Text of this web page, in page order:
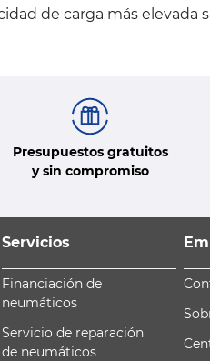
de carga más
Presupuestos gratuitos
y sin compromiso
Servicios
Financiación de
neumáticos
Servicio de reparación
de neumáticos